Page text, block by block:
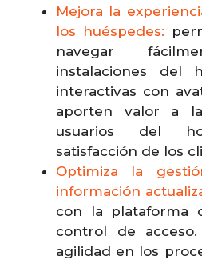
Mejora la
los huéspedes:
navegar
instalaciones del
interactivas con
aporten valor a
usuarios del
satisfacción de los
Optimiza la
información
con la plataforma
control de
agilidad en los